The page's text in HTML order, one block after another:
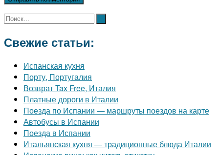
Свежие статьи:
Испанская кухня
Порту, Португалия
Возврат Tax Free, Италия
Платные дороги в Италии
Поезда по Испании — маршруты поездов на карте
Автобусы в Испании
Поезда в Испании
Итальянская кухня — традиционные блюда Италии